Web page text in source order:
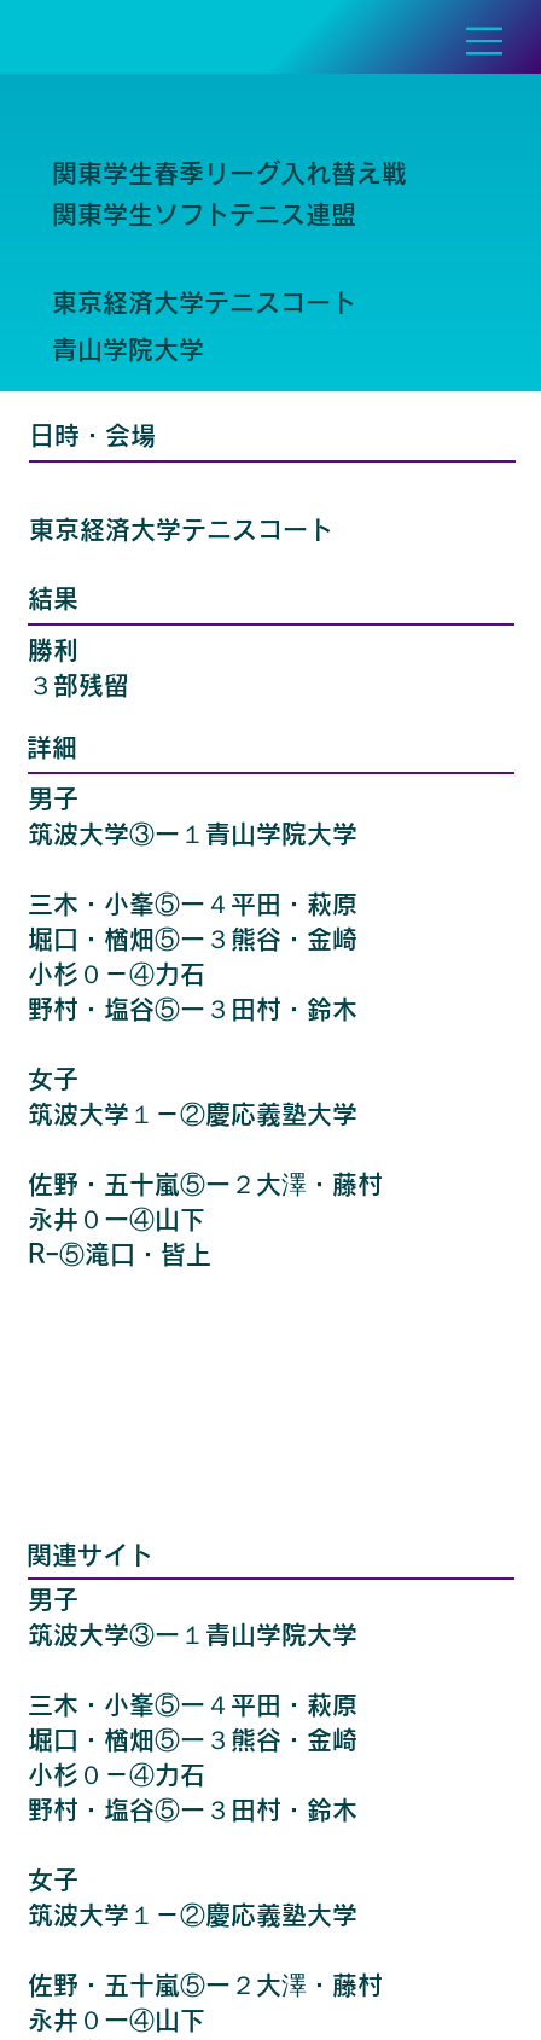
関東学生春季リーグ入れ替え戦
関東学生ソフトテニス連盟
東京経済大学テニスコート
青山学院大学
日時・会場
東京経済大学テニスコート
結果
勝利
３部残留
詳細
男子
筑波大学③ー１青山学院大学
三木・小峯⑤ー４平田・萩原
堀口・楢畑⑤ー３熊谷・金崎
小杉０－④力石
野村・塩谷⑤ー３田村・鈴木
女子
筑波大学１－②慶応義塾大学
佐野・五十嵐⑤ー２大澤・藤村
永井０ー④山下
Rｰ⑤滝口・皆上
​関連サイト
男子
筑波大学③ー１青山学院大学
三木・小峯⑤ー４平田・萩原
堀口・楢畑⑤ー３熊谷・金崎
小杉０－④力石
野村・塩谷⑤ー３田村・鈴木
女子
筑波大学１－②慶応義塾大学
佐野・五十嵐⑤ー２大澤・藤村
永井０ー④山下